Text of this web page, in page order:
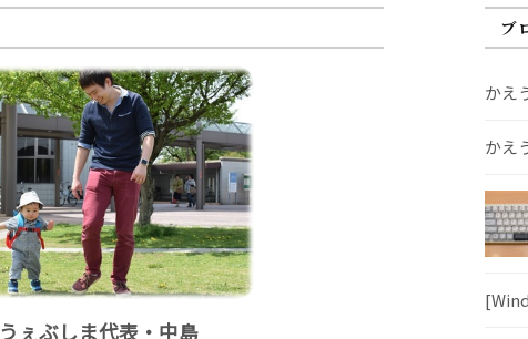
うぇぶしま代表・中島
ブ
かえ
かえ